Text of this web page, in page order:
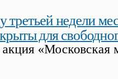
экскурсия «музыка в доме
третьей недели
для
«Московская
недели месяца гмп и его